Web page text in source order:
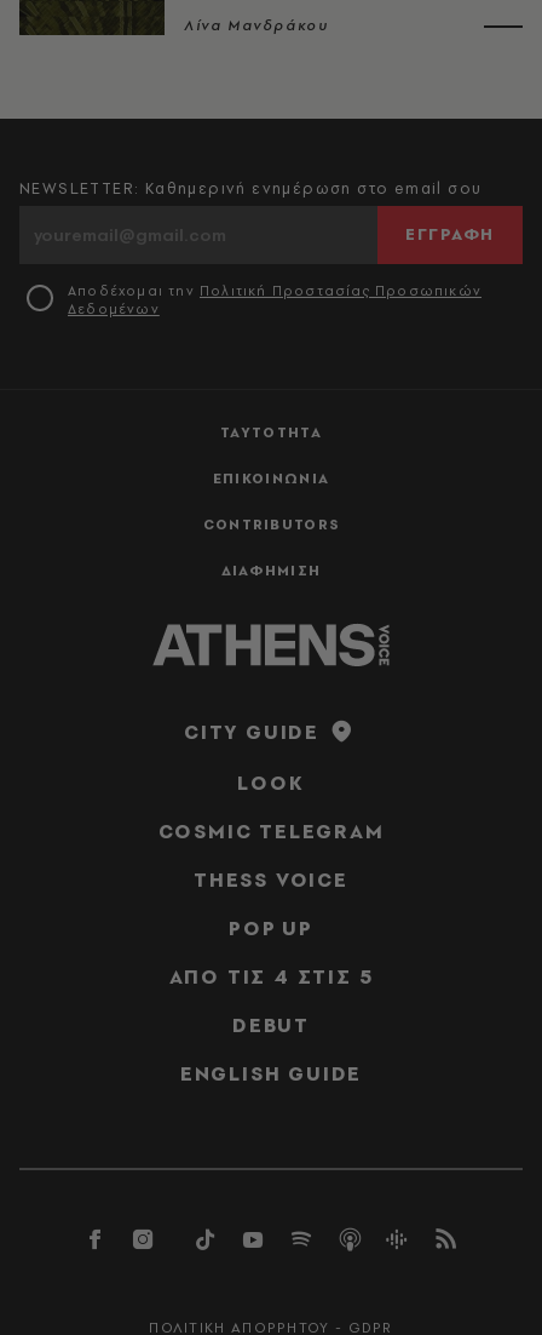
Λίνα Μανδράκου
ΤΑΥΤΟΤΗΤΑ
ΕΠΙΚΟΙΝΩΝΙΑ
CONTRIBUTORS
ΔΙΑΦΗΜΙΣΗ
NEWSLETTER: Καθημερινή ενημέρωση στο email σου
ΕΓΓΡΑΦΗ
Αποδέχομαι την Πολιτική Προστασίας Προσωπικών
Δεδομένων
CITY GUIDE
LOOK
COSMIC TELEGRAM
THESS VOICE
POP UP
ΑΠΟ ΤΙΣ 4 ΣΤΙΣ 5
DEBUT
ENGLISH GUIDE
ΠΟΛΙΤΙΚΗ ΑΠΟΡΡΗΤΟΥ - GDPR